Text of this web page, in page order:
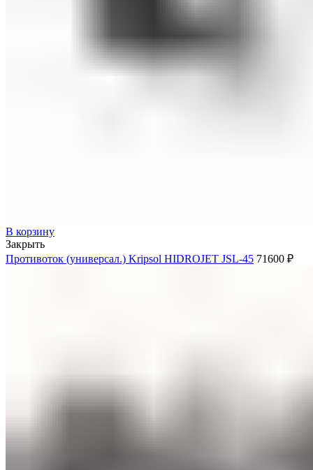
В корзину
Закрыть
Противоток (универсал.) Kripsol HIDROJET JSL-45 71600 ₽